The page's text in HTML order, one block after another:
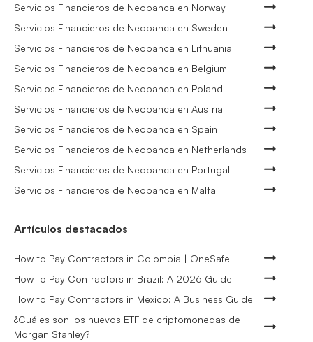
Servicios Financieros de Neobanca en Norway
Servicios Financieros de Neobanca en Sweden
Servicios Financieros de Neobanca en Lithuania
Servicios Financieros de Neobanca en Belgium
Servicios Financieros de Neobanca en Poland
Servicios Financieros de Neobanca en Austria
Servicios Financieros de Neobanca en Spain
Servicios Financieros de Neobanca en Netherlands
Servicios Financieros de Neobanca en Portugal
Servicios Financieros de Neobanca en Malta
Artículos destacados
How to Pay Contractors in Colombia | OneSafe
How to Pay Contractors in Brazil: A 2026 Guide
How to Pay Contractors in Mexico: A Business Guide
¿Cuáles son los nuevos ETF de criptomonedas de
Morgan Stanley?